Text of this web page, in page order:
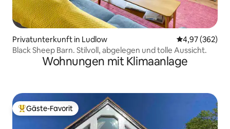
Privatunterkunft in Ludlow
4,97 (362)
Black Sheep Barn. Stilvoll, abgelegen und tolle Aussicht.
Wohnungen mit Klimaanlage
Beliebter Gäste-Favorit.
Gäste-Favorit